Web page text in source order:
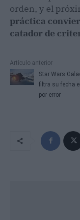
orden, y el
práctica
catador de
Artículo anterior
Star Wars
filtra su fecha
por error